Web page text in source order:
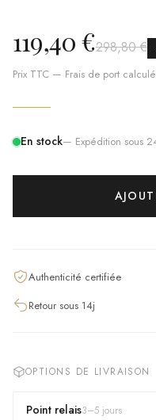
119,40 €298,80 €
Prix TTC — Frais de port
En stock— Expédition sous
Authenticité certifiée
Retour sous 14j
OPTIONS DE LIVRAISON
Point relais3–5 jours